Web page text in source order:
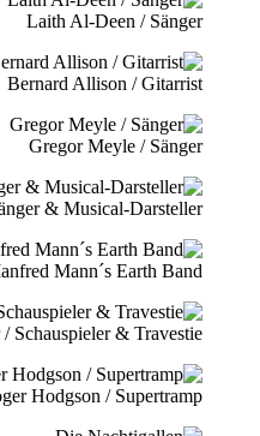
Laith Al-Deen / Sänger
Bernard Allison / Gitarrist
Gregor Meyle / Sänger
& Musical-Darsteller
Mann´s Earth Band
Schauspieler & Travestie
Hodgson / Supertramp